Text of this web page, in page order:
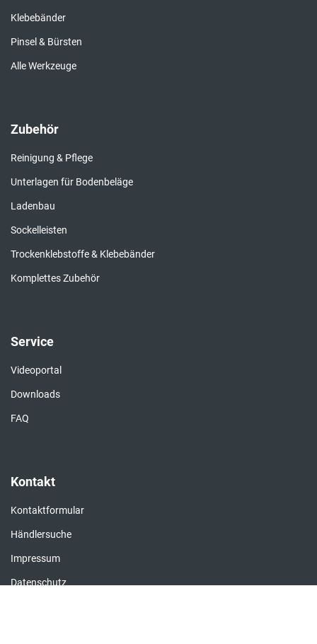
Klebebänder
Pinsel & Bürsten
Alle Werkzeuge
Zubehör
Reinigung & Pflege
Unterlagen für Bodenbeläge
Ladenbau
Sockelleisten
Trockenklebstoffe & Klebebänder
Komplettes Zubehör
Service
Videoportal
Downloads
FAQ
Kontakt
Kontaktformular
Händlersuche
Impressum
Datenschutz